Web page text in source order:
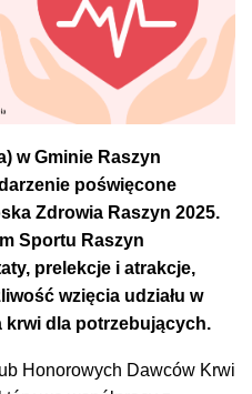
w Gminie Raszyn
poświęcone
Zdrowia Raszyn 2025.
Sportu Raszyn
prelekcje i atrakcje,
wzięcia udziału w
krwi dla potrzebujących.
Honorowych Dawców Krwi